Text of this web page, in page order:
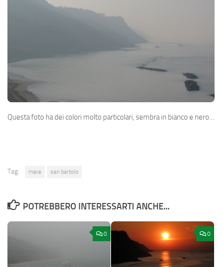
Questa foto ha dei colori molto particolari, sembra in bianco e nero…
Tag: mare san bartolo
POTREBBERO INTERESSARTI ANCHE...
0 0